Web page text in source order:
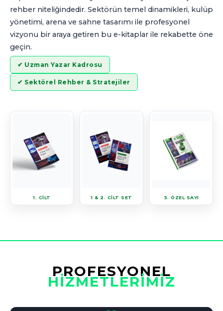
rehber niteliğindedir. Sektörün temel dinamikleri, kulüp
yönetimi, arena ve sahne tasarımı ile profesyonel
vizyonu bir araya getiren bu e-kitaplar ile rekabette öne
geçin.
✔ Uzman Yazar Kadrosu
✔ Sektörel Rehber & Stratejiler
1. CİLT 1 & 2. CİLT SET 3. ÖZEL SAYI
PROFESYONEL
HİZMETLERİMİZ